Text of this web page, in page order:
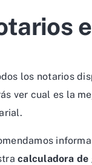
los notarios
ver cual es la
calculadora de